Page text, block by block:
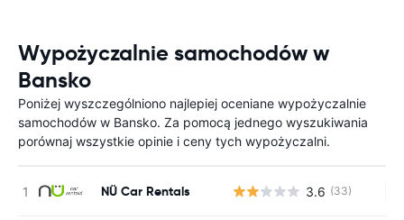
Wypożyczalnie samochodów w
Bansko
Poniżej wyszczególniono najlepiej oceniane wypożyczalnie
samochodów w Bansko. Za pomocą jednego wyszukiwania
porównaj wszystkie opinie i ceny tych wypożyczalni.
NÜ Car Rentals 3.6 (33)